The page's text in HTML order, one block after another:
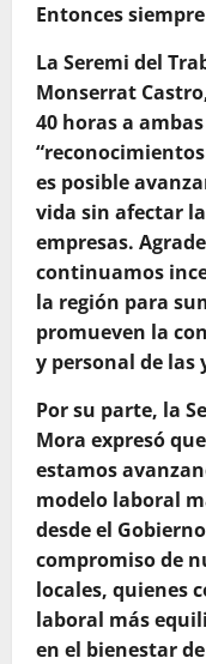
Entonces
La Seremi del
Monserrat
40 horas a
es posible
vida sin afectar
empresas.
continuamos
la región para
promueven la
y personal de las
Por su parte, la
Mora expresó
estamos
modelo laboral
desde el
compromiso de
locales, quienes
laboral más
en el bienestar